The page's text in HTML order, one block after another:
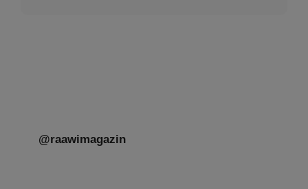
@raawimagazin